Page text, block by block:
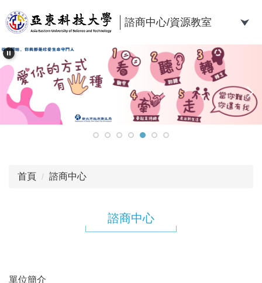
到
主
內
容
區
諮商中心/資源教室
首頁 諮商中心
諮商中心
單位簡介